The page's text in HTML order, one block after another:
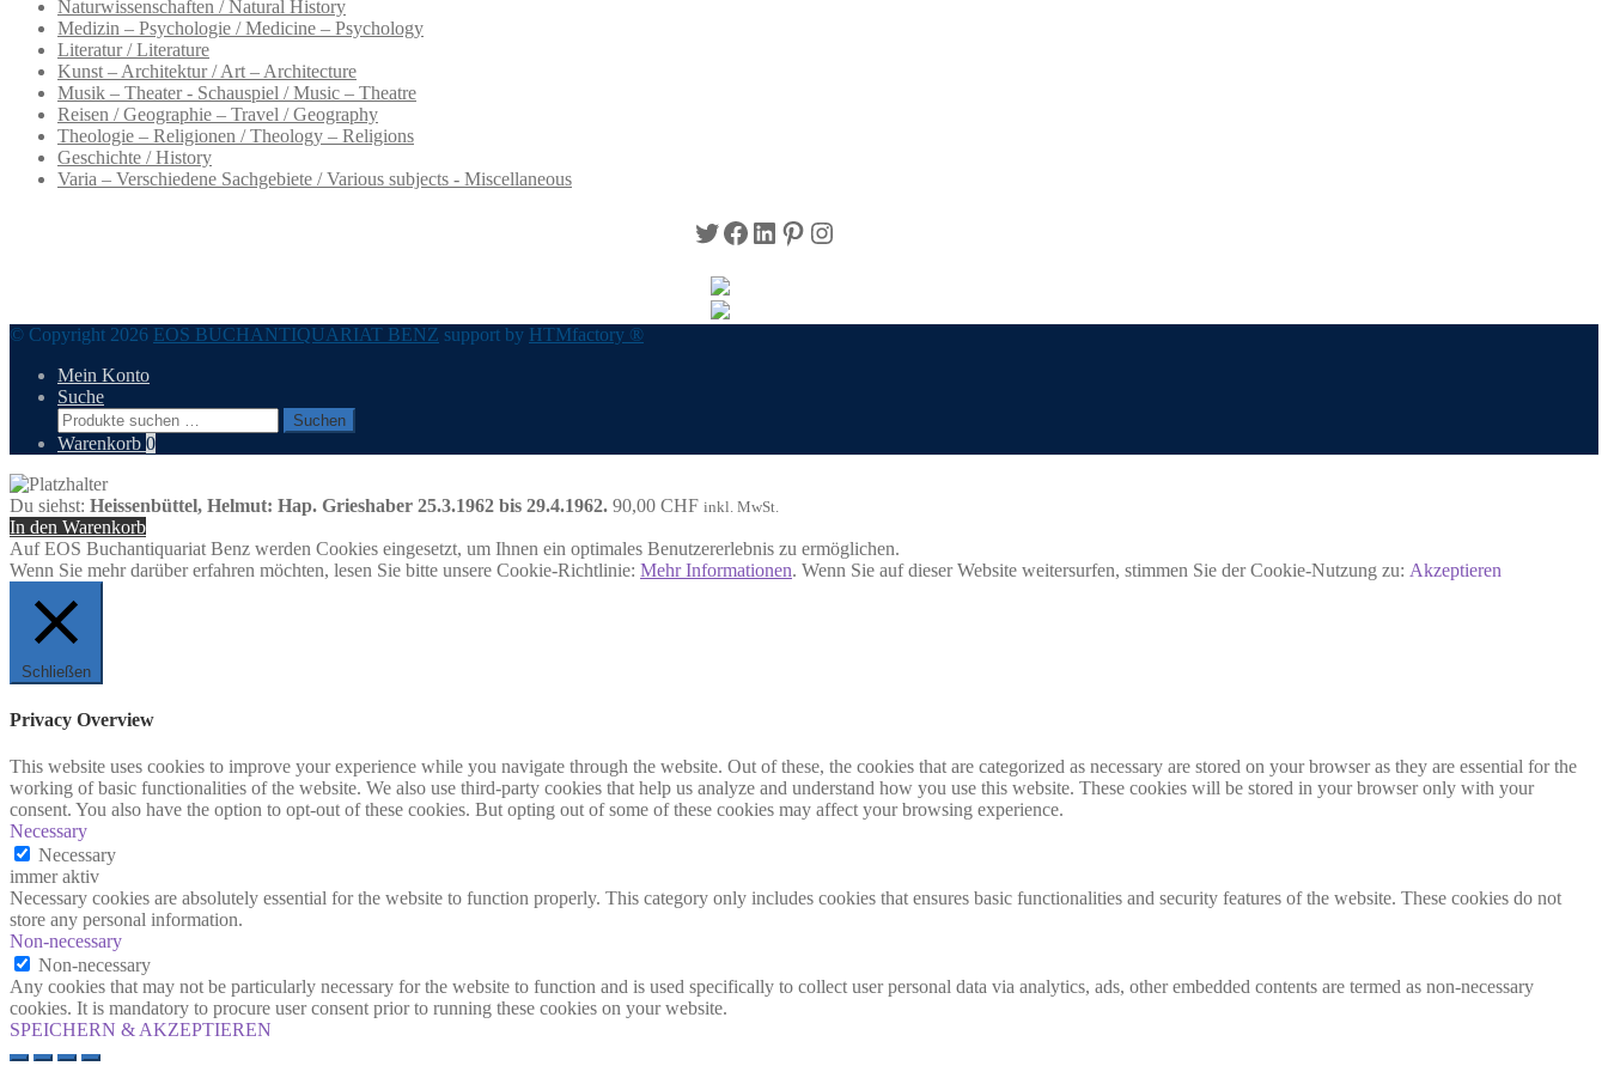
Naturwissenschaften / Natural History
Medizin – Psychologie / Medicine – Psychology
Literatur / Literature
Kunst – Architektur / Art – Architecture
Musik – Theater - Schauspiel / Music – Theatre
Reisen / Geographie – Travel / Geography
Theologie – Religionen / Theology – Religions
Geschichte / History
Varia – Verschiedene Sachgebiete / Various subjects - Miscellaneous
Twitter
Facebook
LinkedIn
Pinterest
Instagram
© Copyright 2026 EOS BUCHANTIQUARIAT BENZ support by HTMfactory ®
Mein Konto
Suche
Suchen
nach:
Suchen
Warenkorb 0
Du siehst: Heissenbüttel, Helmut: Hap. Grieshaber 25.3.1962 bis 29.4.1962. 90,00 CHF inkl. MwSt.
In den Warenkorb
Auf EOS Buchantiquariat Benz werden Cookies eingesetzt, um Ihnen ein optimales Benutzererlebnis zu ermöglichen.
Wenn Sie mehr darüber erfahren möchten, lesen Sie bitte unsere Cookie-Richtlinie: Mehr Informationen. Wenn Sie auf dieser Website weitersurfen, stimmen Sie der Cookie-Nutzung zu: Akzeptieren
Schließen
Privacy Overview
This website uses cookies to improve your experience while you navigate through the website. Out of these, the cookies that are categorized as necessary are stored on your browser as they are essential for the
working of basic functionalities of the website. We also use third-party cookies that help us analyze and understand how you use this website. These cookies will be stored in your browser only with your
consent. You also have the option to opt-out of these cookies. But opting out of some of these cookies may affect your browsing experience.
Necessary
Necessary
immer aktiv
Necessary cookies are absolutely essential for the website to function properly. This category only includes cookies that ensures basic functionalities and security features of the website. These cookies do not
store any personal information.
Non-necessary
Non-necessary
Any cookies that may not be particularly necessary for the website to function and is used specifically to collect user personal data via analytics, ads, other embedded contents are termed as non-necessary
cookies. It is mandatory to procure user consent prior to running these cookies on your website.
SPEICHERN & AKZEPTIEREN